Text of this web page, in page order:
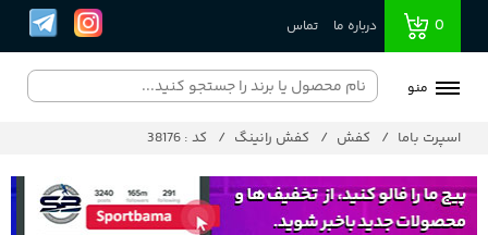
0 درباره ما تماس
منو
اسپرت باما کفش کفش رانینگ کد : 38176